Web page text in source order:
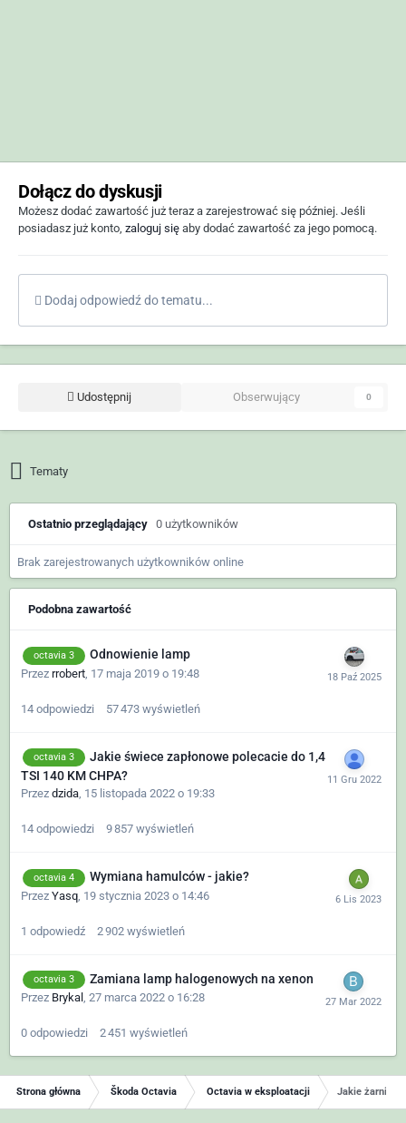
Dołącz do dyskusji
Możesz dodać zawartość już teraz a zarejestrować się później. Jeśli
posiadasz już konto, zaloguj się aby dodać zawartość za jego pomocą.
Dodaj odpowiedź do tematu...
Udostępnij Obserwujący 0
Tematy
Ostatnio przeglądający 0 użytkowników
Brak zarejestrowanych użytkowników online
Podobna zawartość
octavia 3 Odnowienie lamp
Przez rrobert 17 maja 2019 o 19:48
14 odpowiedzi 57 473 wyświetleń
octavia 3
Jakie świece zapłonowe polecacie do 1,4
TSI 140 KM CHPA?
Przez dzida, 15 listopada 2022 o 19:33
14 odpowiedzi 9 857 wyświetleń
octavia 4 Wymiana hamulców - jakie?
Przez Yasq 19 stycznia 2023 o 14:46
1 odpowiedź 2 902 wyświetleń
octavia 3 Zamiana lamp halogenowych na xenon
Przez Brykal , 27 marca 2022 o 16:28
0 odpowiedzi 2 451 wyświetleń
Strona główna Škoda Octavia Octavia w eksploatacji Jakie żarniki